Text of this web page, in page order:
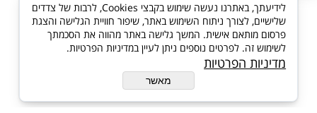
לידיעתך, באתרנו נעשה שימוש בקבצי Cookies, לרבות של צדדים
שלישיים, לצורך ניתוח השימוש באתר, שיפור חוויית הגלישה והצגת
פרסום מותאם אישית. המשך גלישה באתר מהווה את הסכמתך
לשימוש זה. לפרטים נוספים ניתן לעיין במדיניות הפרטיות.
מדיניות הפרטיות
מאשר